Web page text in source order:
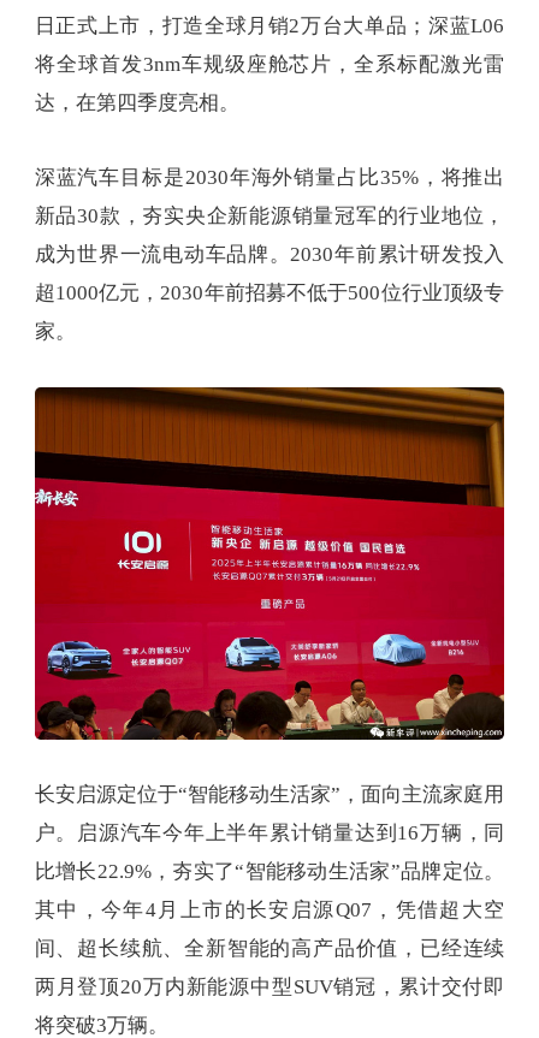
日正式上市，打造全球月销2万台大单品；深蓝L06
将全球首发3nm车规级座舱芯片，全系标配激光雷
达，在第四季度亮相。
深蓝汽车目标是2030年海外销量占比35%，将推出
新品30款，夯实央企新能源销量冠军的行业地位，
成为世界一流电动车品牌。2030年前累计研发投入
超1000亿元，2030年前招募不低于500位行业顶级专
家。
长安启源定位于“智能移动生活家”，面向主流家庭用
户。启源汽车今年上半年累计销量达到16万辆，同
比增长22.9%，夯实了“智能移动生活家”品牌定位。
其中，今年4月上市的长安启源Q07，凭借超大空
间、超长续航、全新智能的高产品价值，已经连续
两月登顶20万内新能源中型SUV销冠，累计交付即
将突破3万辆。